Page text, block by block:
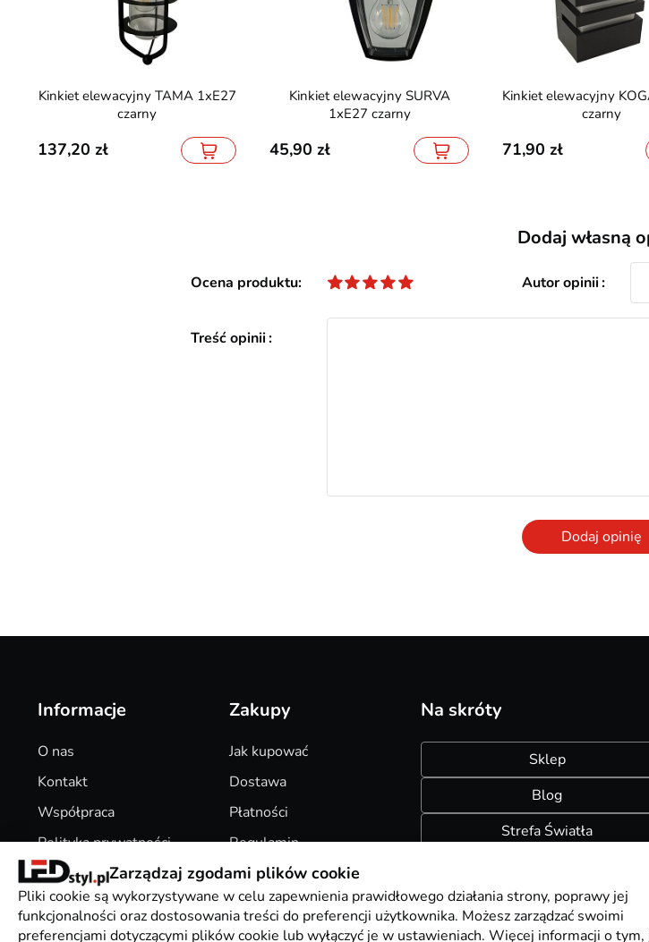
Kinkiet elewacyjny TAMA 1xE27
czarny
137,20
Kinkiet elewacyjny SURVA
1xE27 czarny
45,90
Kinkiet elewacyjny KOGA 1xE27
czarny
71,90
Dodaj własną
Ocena produktu Autor opinii
Treść opinii
Dodaj opinię
Informacje
O nas
Kontakt
Współpraca
Polityka prywatności
Pliki Cookies
Zakupy
Jak kupować
Dostawa
Płatności
Regulamin
Zwroty
Na skróty
Sklep
Blog
Strefa Światła
Zarządzaj zgodami plików cookie
Pliki cookie są wykorzystywane w celu zapewnienia prawidłowego działania strony, poprawy jej
funkcjonalności oraz dostosowania treści do preferencji użytkownika. Możesz zarządzać swoimi
preferencjami dotyczącymi plików cookie lub wyłączyć je w ustawieniach. Więcej informacji o tym,